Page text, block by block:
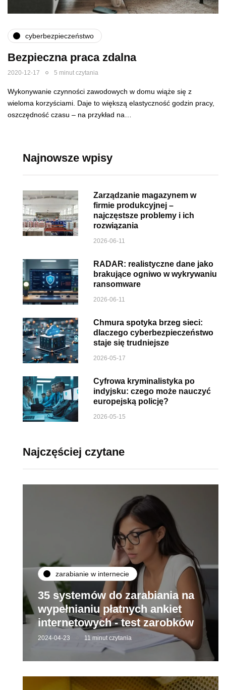
cyberbezpieczeństwo
Bezpieczna praca zdalna
2020-12-17 5 minut czytania
Wykonywanie czynności zawodowych w domu wiąże się z
wieloma korzyściami. Daje to większą elastyczność godzin pracy,
oszczędność czasu – na przykład na…
Najnowsze wpisy
Zarządzanie magazynem w
firmie produkcyjnej –
najczęstsze problemy i ich
rozwiązania
2026-06-11
RADAR: realistyczne dane jako
brakujące ogniwo w wykrywaniu
ransomware
2026-06-11
Chmura spotyka brzeg sieci:
dlaczego cyberbezpieczeństwo
staje się trudniejsze
2026-05-17
Cyfrowa kryminalistyka po
indyjsku: czego może nauczyć
europejską policję?
2026-05-15
Najczęściej czytane
zarabianie w internecie
35 systemów do zarabiania na
wypełnianiu płatnych ankiet
internetowych - test zarobków
2024-04-23 11 minut czytania